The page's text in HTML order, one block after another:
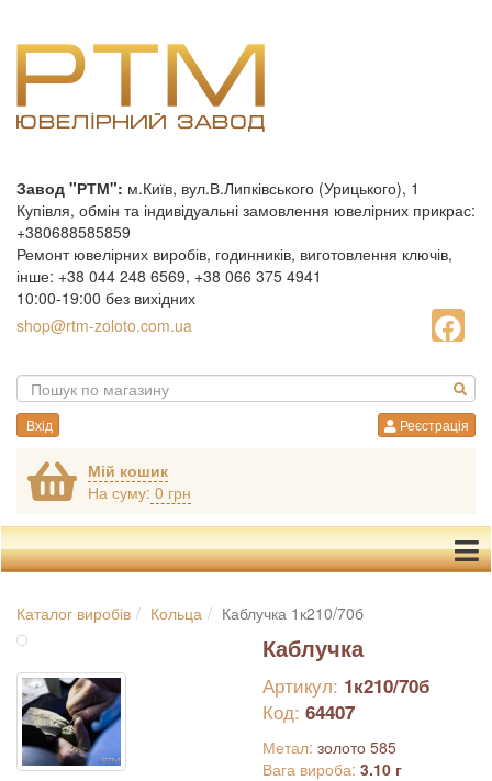
Завод "РТМ": м.Київ, вул.В.Липківського (Урицького), 1
Купівля, обмін та індивідуальні замовлення ювелірних прикрас:
+380688585859
Ремонт ювелірних виробів, годинників, виготовлення ключів,
інше: +38 044 248 6569, +38 066 375 4941
10:00-19:00 без вихідних
shop@rtm-zoloto.com.ua
Вхід Реєстрація
Мій кошик
На суму: 0 грн
Каталог виробів Кольца Каблучка 1к210/70б
Каблучка
Артикул: 1к210/70б
Код: 64407
Метал: золото 585
Вага вироба: 3.10 г